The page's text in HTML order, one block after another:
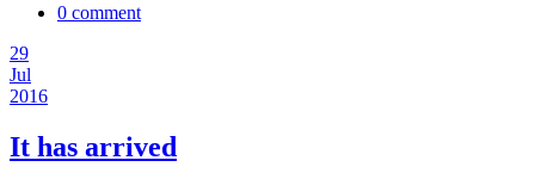
0 comment
29
Jul
2016
It has arrived